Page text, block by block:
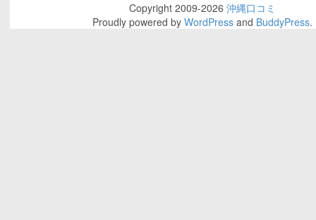
Copyright 2009-2026 沖縄口コミ
Proudly powered by WordPressand BuddyPress.